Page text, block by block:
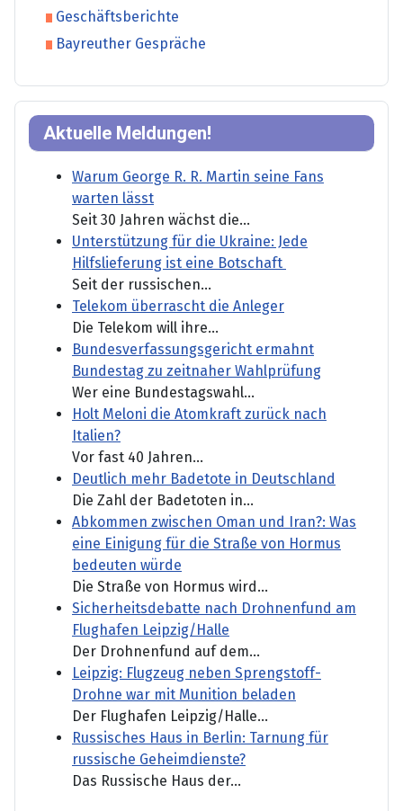
Geschäftsberichte
Bayreuther Gespräche
Aktuelle Meldungen!
Warum George R. R. Martin seine Fans
warten lässt
Seit 30 Jahren wächst die...
Unterstützung für die Ukraine: Jede
Hilfslieferung ist eine Botschaft
Seit der russischen...
Telekom überrascht die Anleger
Die Telekom will ihre...
Bundesverfassungsgericht ermahnt
Bundestag zu zeitnaher Wahlprüfung
Wer eine Bundestagswahl...
Holt Meloni die Atomkraft zurück nach
Italien?
Vor fast 40 Jahren...
Deutlich mehr Badetote in Deutschland
Die Zahl der Badetoten in...
Abkommen zwischen Oman und Iran?: Was
eine Einigung für die Straße von Hormus
bedeuten würde
Die Straße von Hormus wird...
Sicherheitsdebatte nach Drohnenfund am
Flughafen Leipzig/Halle
Der Drohnenfund auf dem...
Leipzig: Flugzeug neben Sprengstoff-
Drohne war mit Munition beladen
Der Flughafen Leipzig/Halle...
Russisches Haus in Berlin: Tarnung für
russische Geheimdienste?
Das Russische Haus der...